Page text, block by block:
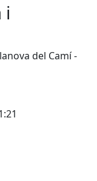
i
del Camí -